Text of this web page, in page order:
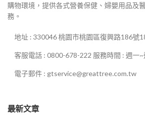
購物環境，提供各式營養保健、婦嬰用品及
務。
地址 : 330046 桃園市桃園區復興路186號
客服電話 : 0800-678-222 服務時間 : 週一
電子郵件 : gtservice@greattree.com.tw
最新文章